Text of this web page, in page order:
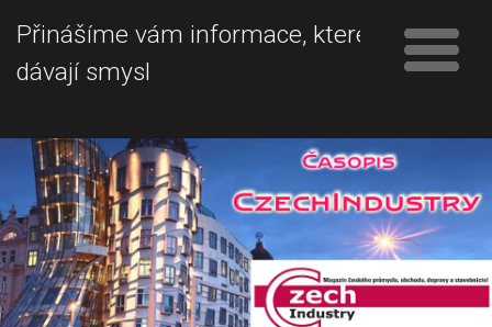
Přinášíme vám informace, které
dávají smysl